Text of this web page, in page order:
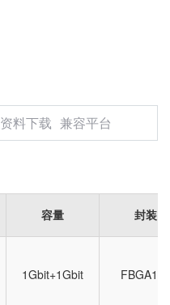
资料下载 兼容平台
容量 封装
1Gbit+1Gbit FBGA162